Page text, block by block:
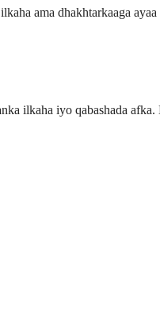
ama dhakhtarkaaga
ilkaha iyo qabashada